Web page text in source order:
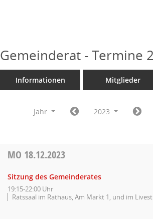
Gemeinderat - Termine
Informationen Mitglieder
Jahr 2023
MO 18.12.2023
Sitzung des Gemeinderates
19:15-22:00 Uhr
Ratssaal im Rathaus, Am Markt 1, und im